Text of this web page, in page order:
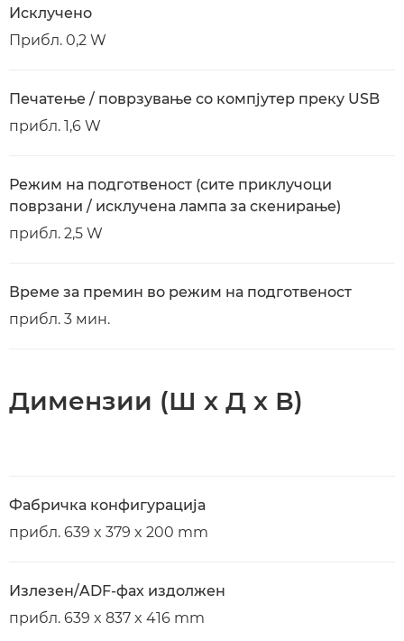
Исклучено
Прибл. 0,2 W
Печатење / поврзување со компјутер преку USB
прибл. 1,6 W
Режим на подготвеност (сите приклучоци
поврзани / исклучена лампа за скенирање)
прибл. 2,5 W
Време за премин во режим на подготвеност
прибл. 3 мин.
Димензии (Ш x Д x В)
Фабричка конфигурација
прибл. 639 x 379 x 200 mm
Излезен/ADF-фах издолжен
прибл. 639 x 837 x 416 mm